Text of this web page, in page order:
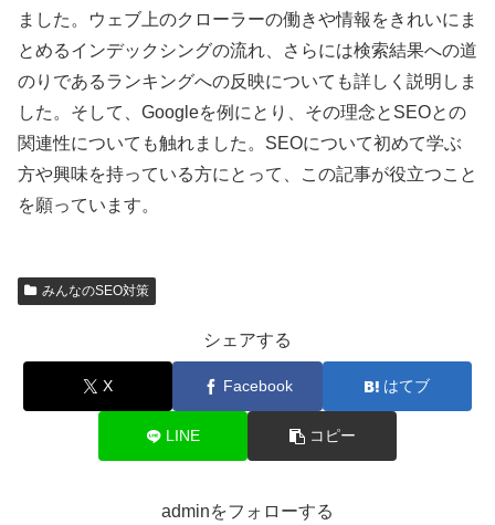
ました。ウェブ上のクローラーの働きや情報をきれいにま
とめるインデックシングの流れ、さらには検索結果への道
のりであるランキングへの反映についても詳しく説明しま
した。そして、Googleを例にとり、その理念とSEOとの
関連性についても触れました。SEOについて初めて学ぶ
方や興味を持っている方にとって、この記事が役立つこと
を願っています。
みんなのSEO対策
シェアする
X Facebook はてブ
LINE コピー
adminをフォローする